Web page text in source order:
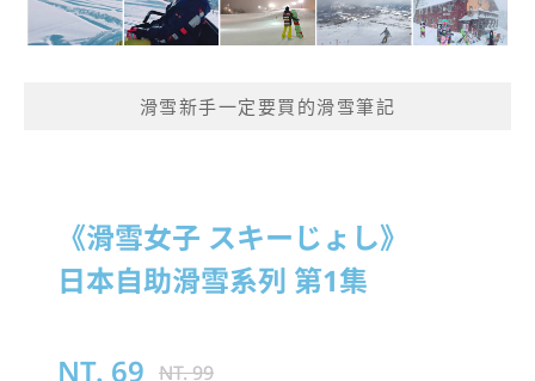
滑雪新手一定要買的滑雪筆記